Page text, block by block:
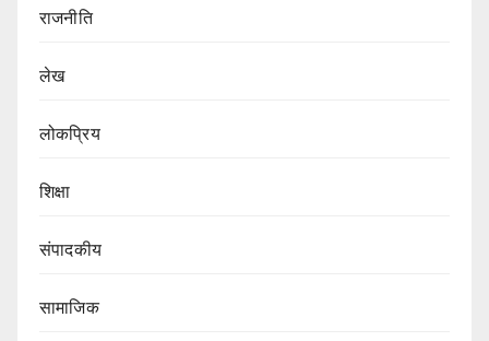
राजनीति
लेख
लोकप्रिय
शिक्षा
संपादकीय
सामाजिक